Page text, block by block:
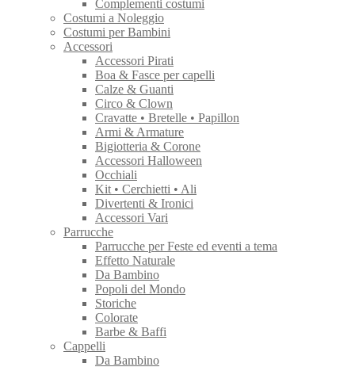
Complementi costumi
Costumi a Noleggio
Costumi per Bambini
Accessori
Accessori Pirati
Boa & Fasce per capelli
Calze & Guanti
Circo & Clown
Cravatte • Bretelle • Papillon
Armi & Armature
Bigiotteria & Corone
Accessori Halloween
Occhiali
Kit • Cerchietti • Ali
Divertenti & Ironici
Accessori Vari
Parrucche
Parrucche per Feste ed eventi a tema
Effetto Naturale
Da Bambino
Popoli del Mondo
Storiche
Colorate
Barbe & Baffi
Cappelli
Da Bambino